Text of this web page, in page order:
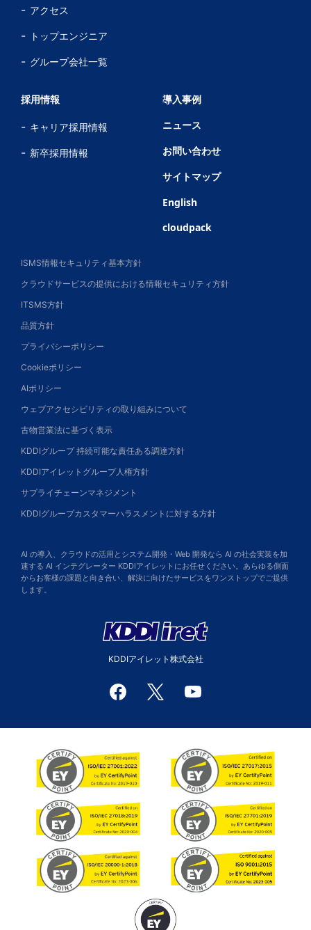
アクセス
トップエンジニア
グループ会社一覧
採用情報
キャリア採用情報
新卒採用情報
導入事例
ニュース
お問い合わせ
サイトマップ
English
cloudpack
ISMS情報セキュリティ基本方針
クラウドサービスの提供における情報セキュリティ方針
ITSMS方針
品質方針
プライバシーポリシー
Cookieポリシー
AIポリシー
ウェブアクセシビリティの取り組みについて
古物営業法に基づく表示
KDDIグループ 持続可能な責任ある調達方針
KDDIアイレットグループ人権方針
サプライチェーンマネジメント
KDDIグループカスタマーハラスメントに対する方針
AI の導入、クラウドの活用とシステム開発・Web 開発なら AI の社会実装を加
速する AI インテグレーター KDDIアイレットにお任せください。あらゆる側面
からお客様の課題と向き合い、解決に向けたサービスをワンストップでご提供
します。
KDDIアイレット株式会社